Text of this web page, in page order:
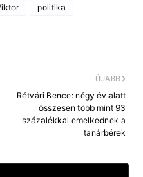
politika
ÚJABB
Rétvári Bence: négy év alatt
összesen több mint 93
százalékkal emelkednek a
tanárbérek